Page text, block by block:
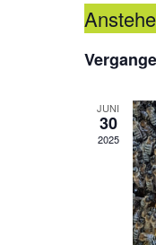
wählen.
JUNI
30
2025